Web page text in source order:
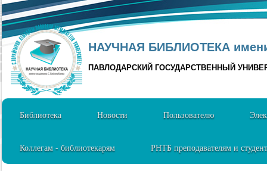
НАУЧНАЯ БИБЛИОТЕКА
ПАВЛОДАРСКИЙ ГОСУДАРСТВЕННЫЙ
Библиотека Новости Пользователю
Коллегам - библиотекарям РНТБ преподавателям и